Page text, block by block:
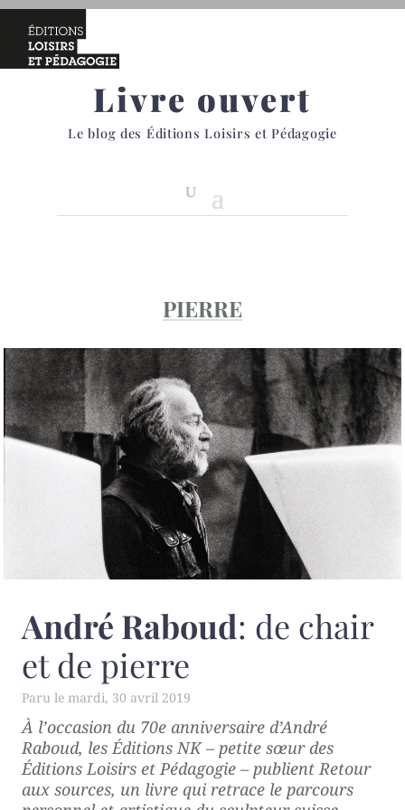
Livre ouvert
Le blog des Éditions Loisirs et Pédagogie
PIERRE
André Raboud: de chair
et de pierre
mardi, 30 avril 2019
À l’occasion du 70e anniversaire d’André
Raboud, les Éditions NK – petite sœur des
Éditions Loisirs et Pédagogie – publientRetour
aux sources, un livre qui retrace le parcours